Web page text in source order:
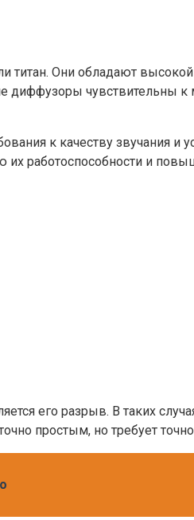
титан. Они обладают
диффузоры чувствительны
к качеству звучания и
работоспособности и
его разрыв. В таких
простым, но требует